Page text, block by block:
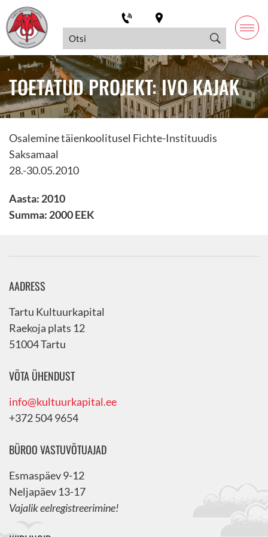
TOETATUD PROJEKT: IVO KAJAK
Osalemine täienkoolitusel Fichte-Instituudis
Saksamaal
28.-30.05.2010
Aasta: 2010
Summa: 2000 EEK
AADRESS
Tartu Kultuurkapital
Raekoja plats 12
51004 Tartu
VÕTA ÜHENDUST
info@kultuurkapital.ee
+372 504 9654
BÜROO VASTUVÕTUAJAD
Esmaspäev 9-12
Neljapäev 13-17
Vajalik eelregistreerimine!